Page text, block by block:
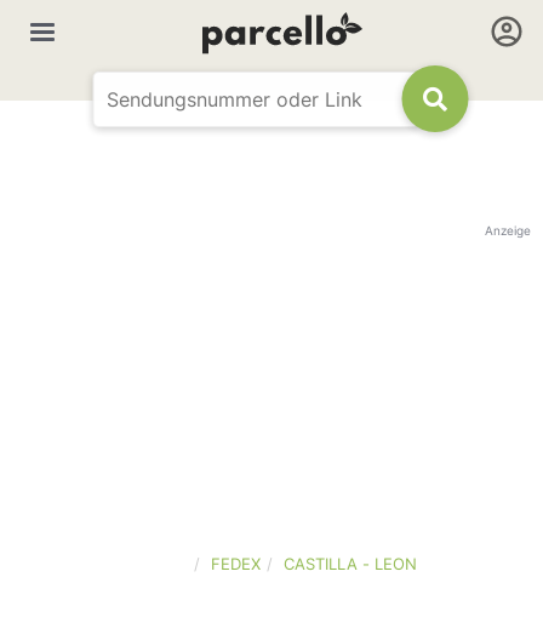
Anzeige
FEDEX CASTILLA - LEON